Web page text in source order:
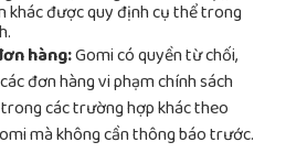
khác được quy định cụ thể trong
hàng:Gomi có quyền từ chối,
đơn hàng vi phạm chính sách
các trường hợp khác theo
mà không cần thông báo trước.